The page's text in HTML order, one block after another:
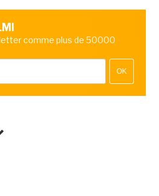
comme plus de 50000
OK